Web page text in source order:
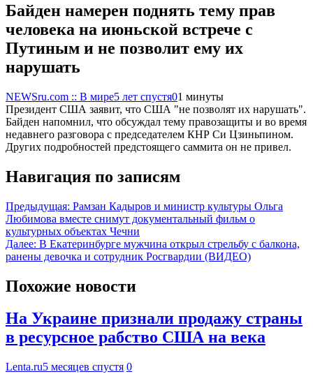
Байден намерен поднять тему прав
человека на июньской встрече с
Путиным и не позволит ему их
нарушать
NEWSru.com :: В мире5 лет спустя01 минуты
Президент США заявит, что США "не позволят их нарушать".
Байден напомнил, что обсуждал тему правозащиты и во время
недавнего разговора с председателем КНР Си Цзиньпином.
Других подробностей предстоящего саммита он не привел.
Навигация по записям
Предыдущая: Рамзан Кадыров и министр культуры Ольга
Любимова вместе снимут документальный фильм о
культурных объектах Чечни
Далее: В Екатеринбурге мужчина открыл стрельбу с балкона,
ранены девочка и сотрудник Росгвардии (ВИДЕО)
Похожие новости
На Украине признали продажу страны
в ресурсное рабство США на века
Lenta.ru5 месяцев спустя 0